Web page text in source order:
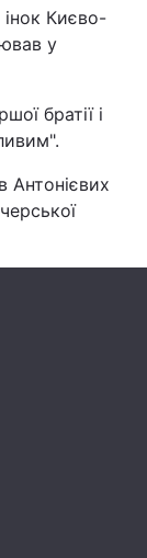
Києво-
у
братії і
Антонієвих